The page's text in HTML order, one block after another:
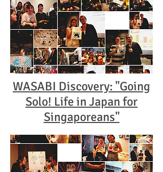
WASABI Discovery: "Going
Solo! Life in Japan for
Singaporeans"